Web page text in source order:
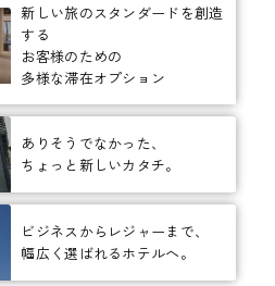
新しい旅のスタンダードを創造
する
お客様のための
多様な滞在オプション
ありそうでなかった、
ちょっと新しいカタチ。
ビジネスからレジャーまで、
幅広く選ばれるホテルへ。